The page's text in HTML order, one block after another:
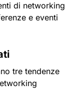
di networking
e eventi
tre tendenze